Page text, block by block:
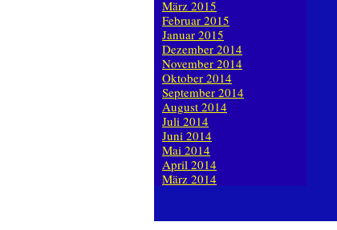
März 2015
Februar 2015
Januar 2015
Dezember 2014
November 2014
Oktober 2014
September 2014
August 2014
Juli 2014
Juni 2014
Mai 2014
April 2014
März 2014